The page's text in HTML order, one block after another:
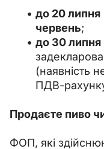
до 20 липня
червень;
до 30 липня
(наявність
ПДВ-
Продаєте пиво
ФОП, які